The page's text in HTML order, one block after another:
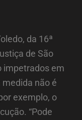
da 16ª
de São
impetrados em
não é
exemplo, o
“Pode